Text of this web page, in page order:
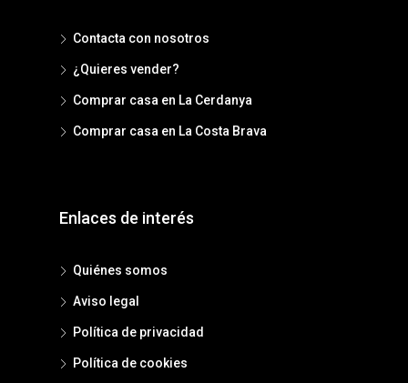
Contacta con nosotros
¿Quieres vender?
Comprar casa en La Cerdanya
Comprar casa en La Costa Brava
Enlaces de interés
Quiénes somos
Aviso legal
Política de privacidad
Política de cookies